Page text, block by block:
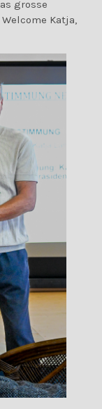
grosse
Katja,